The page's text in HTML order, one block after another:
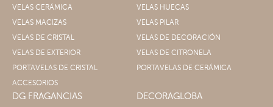
VELAS CERÁMICA
VELAS HUECAS
VELAS MACIZAS
VELAS PILAR
VELAS DE CRISTAL
VELAS DE DECORACIÓN
VELAS DE EXTERIOR
VELAS DE CITRONELA
PORTAVELAS DE CRISTAL
PORTAVELAS DE CERÁMICA
ACCESORIOS
DG FRAGANCIAS DECORAGLOBA